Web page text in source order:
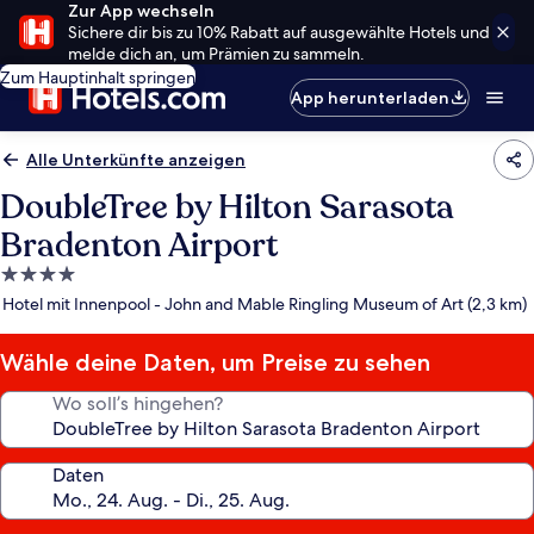
Zur App wechseln
Sichere dir bis zu 10% Rabatt auf ausgewählte Hotels und
melde dich an, um Prämien zu sammeln.
Zum Hauptinhalt springen
App herunterladen
Alle Unterkünfte anzeigen
DoubleTree by Hilton Sarasota
Bradenton Airport
4.0-
Sterne-
Hotel mit Innenpool - John and Mable Ringling Museum of Art (2,3 km)
Wähle deine Daten, um Preise zu sehen
Wo soll’s hingehen?
Daten